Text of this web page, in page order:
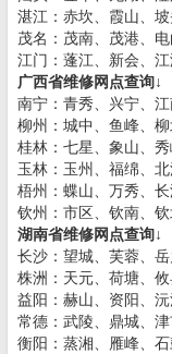
湛江：赤坎、霞山、
茂名：茂南、茂港、电
江门：蓬江、新会、
广西省维修网点查询↓
南宁：青秀、兴宁、
柳州：城中、鱼峰、
桂林：七星、象山、
玉林：玉州、福绵、
梧州：蝶山、万秀、
钦州：市区、钦南、
湖南省维修网点查询↓
长沙：望城、芙蓉、
株洲：天元、荷塘、
益阳：赫山、资阳、
常德：武陵、鼎城、
衡阳：蒸湘、雁峰、